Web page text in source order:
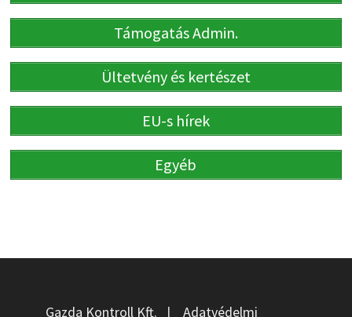
Támogatás Admin.
Ültetvény és kertészet
EU-s hírek
Egyéb
Gazda Kontroll Kft. | Adatvédelmi